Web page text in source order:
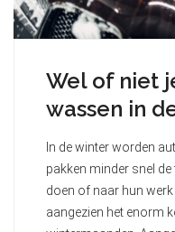
Wel of niet
wassen in
In de winter worden
pakken minder snel
doen of naar hun
aangezien het enorm